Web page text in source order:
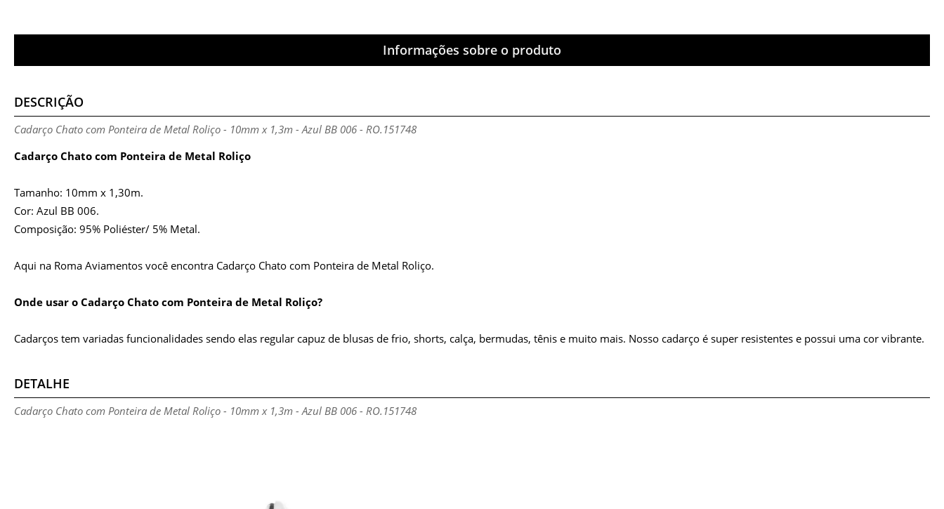
Informações sobre o produto
DESCRIÇÃO
Cadarço Chato com Ponteira de Metal Roliço - 10mm x 1,3m - Azul BB 006 - RO.151748
Cadarço Chato com Ponteira de Metal Roliço
Tamanho: 10mm x 1,30m.
Cor: Azul BB 006.
Composição: 95% Poliéster/ 5% Metal.
Aqui na Roma Aviamentos você encontra Cadarço Chato com Ponteira de Metal Roliço.
Onde usar o Cadarço Chato com Ponteira de Metal Roliço?
Cadarços tem variadas funcionalidades sendo elas regular capuz de blusas de frio, shorts, calça, bermudas, tênis e muito mais. Nosso cadarço é super resistentes e possui uma cor vibrante.
DETALHE
Cadarço Chato com Ponteira de Metal Roliço - 10mm x 1,3m - Azul BB 006 - RO.151748